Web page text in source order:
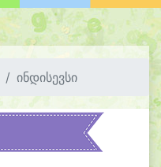
ინდისევსი